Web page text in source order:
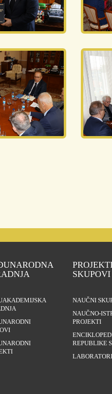
SKUPOVI
NAUČNI
NAUČNO-
PROJEKTI
REPUBLIKE